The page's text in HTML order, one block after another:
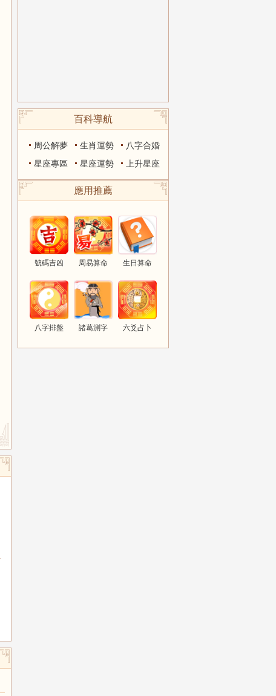
百科導航
周公解夢 生肖運勢
八字合婚
星座專區
星座運勢 上升星座
應用推薦
號碼吉凶 周易算命 生日算命
八字排盤 諸葛測字 六爻占卜